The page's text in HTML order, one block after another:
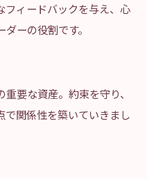
フィードバックを与え、心
ーの役割です。
要な資産。約束を守り、
で関係性を築いていきまし